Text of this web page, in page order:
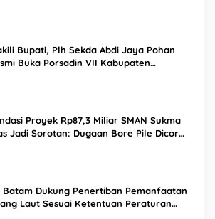
Bupati, Plh Sekda Abdi Jaya Pohan
Buka Porsadin VII Kabupaten
Proyek Rp87,3 Miliar SMAN Sukma
Jadi Sorotan: Dugaan Bore Pile Dicor
Batam Dukung Penertiban Pemanfaatan
Laut Sesuai Ketentuan Peraturan